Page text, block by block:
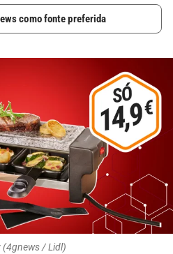
como fonte preferida
(4gnews / Lidl)